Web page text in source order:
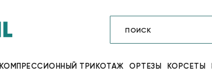
КОМПРЕССИОННЫЙ ТРИКОТАЖ ОРТЕЗЫ КОРСЕТЫ